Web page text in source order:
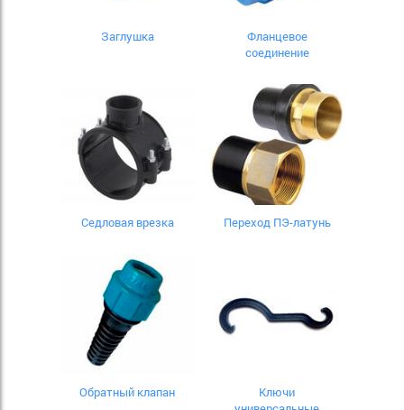
Заглушка
Фланцевое
соединение
Седловая врезка Переход ПЭ-латунь
Обратный клапан
Ключи